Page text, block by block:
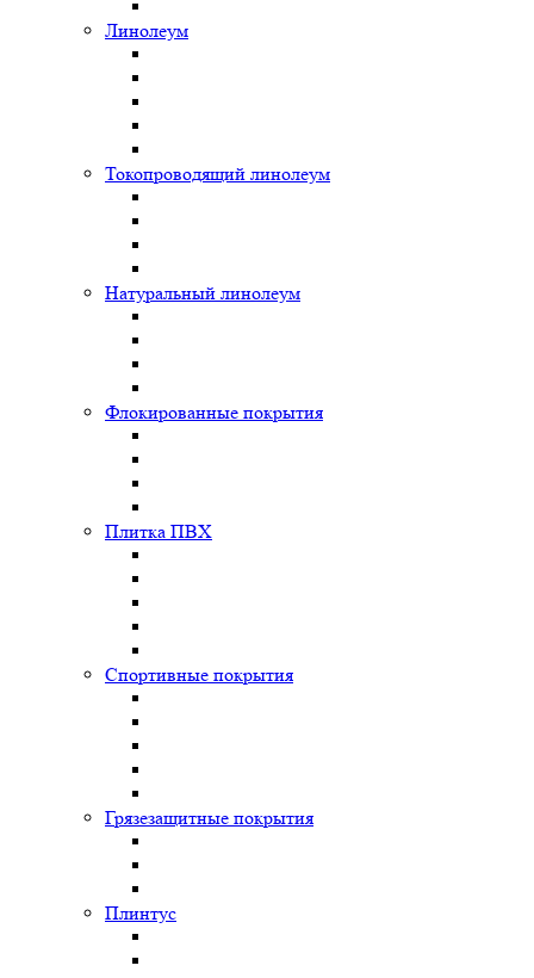
Линолеум
Токопроводящий линолеум
Натуральный линолеум
Флокированные покрытия
Плитка ПВХ
Спортивные покрытия
Грязезащитные покрытия
Плинтус